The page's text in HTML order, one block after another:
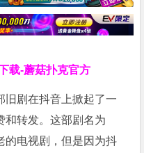
载-蘑菇扑克官方
旧剧在抖音上掀起了一
和转发。这部剧名为
的电视剧，但是因为抖